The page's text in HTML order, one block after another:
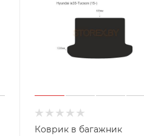
Коврик в багажник